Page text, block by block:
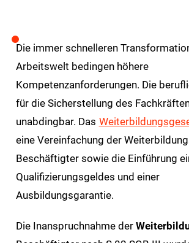
Die immer schnelleren
Arbeitswelt bedingen höhere
Kompetenzanforderungen. Die
für die Sicherstellung des
unabdingbar. Das
eine Vereinfachung der
Beschäftigter sowie die Einführung
Qualifizierungsgeldes und einer
Ausbildungsgarantie.
Die Inanspruchnahme der